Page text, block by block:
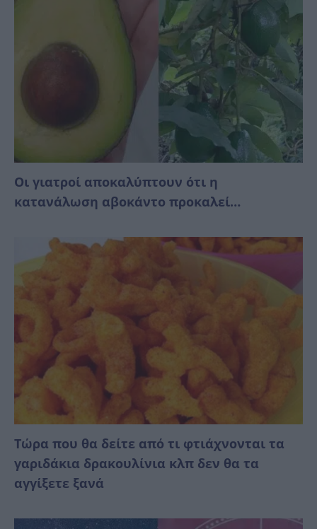
Οι γιατροί αποκαλύπτουν ότι η
κατανάλωση αβοκάντο προκαλεί…
Τώρα που θα δείτε από τι φτιάχνονται τα
γαριδάκια δρακουλίνια κλπ δεν θα τα
αγγίξετε ξανά